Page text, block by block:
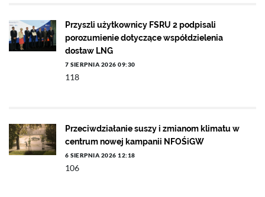
Przyszli użytkownicy FSRU 2 podpisali
porozumienie dotyczące współdzielenia
dostaw LNG
7 SIERPNIA 2026 09:30
118
Przeciwdziałanie suszy i zmianom klimatu w
centrum nowej kampanii NFOŚiGW
6 SIERPNIA 2026 12:18
106